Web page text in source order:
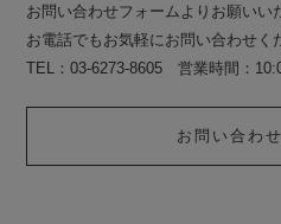
お問い合わせフォームよりお願いい
お電話でもお気軽にお問い合わせく
TEL：03-6273-8605 営業時間：
お問い合わ